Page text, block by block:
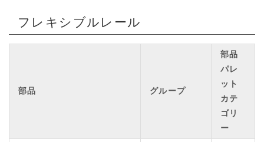
フレキシブルレール
部品 グループ
部品
パレ
ット
カテ
ゴリ
ー